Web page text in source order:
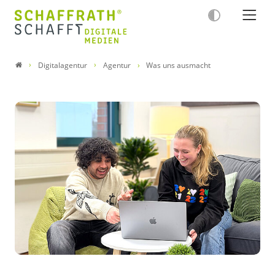
Digitalagentur Agentur Was uns ausmacht